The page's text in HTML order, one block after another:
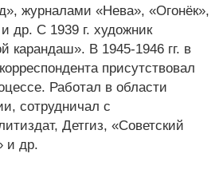
журналами «Нева», «Огонёк»,
др. С 1939 г. художник
карандаш». В 1945-1946 гг. в
присутствовал
Работал в области
сотрудничал с
Детгиз, «Советский
и др.